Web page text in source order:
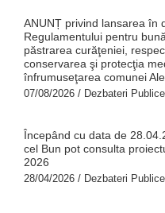
ANUNȚ privind lansarea în
Regulamentului pentru
păstrarea curăţeniei,
conservarea şi protecţia
înfrumuseţarea comunei
07/08/2026 / Dezbateri Publice
Începând cu data de
cel Bun pot consulta
2026
28/04/2026 / Dezbateri Publice